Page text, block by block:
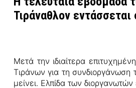
Τιράναθλον
Μετά την ιδιαίτερα
Τιράνων για τη
μείνει. Ελπίδα των